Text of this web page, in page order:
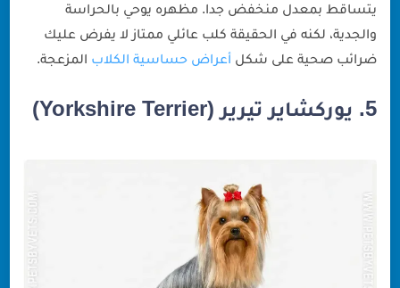
يتساقط بمعدل منخفض جدا. مظهره يوحي بالحراسة
والجدية، لكنه في الحقيقة كلب عائلي ممتاز لا يفرض عليك
ضرائب صحية على شكلأعراض حساسية الكلاب المزعجة.
5. يوركشاير تيرير (Yorkshire Terrier)